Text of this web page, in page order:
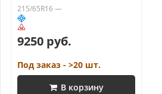
215/65R16 —
9250 руб.
Под заказ - >20 шт.
В корзину